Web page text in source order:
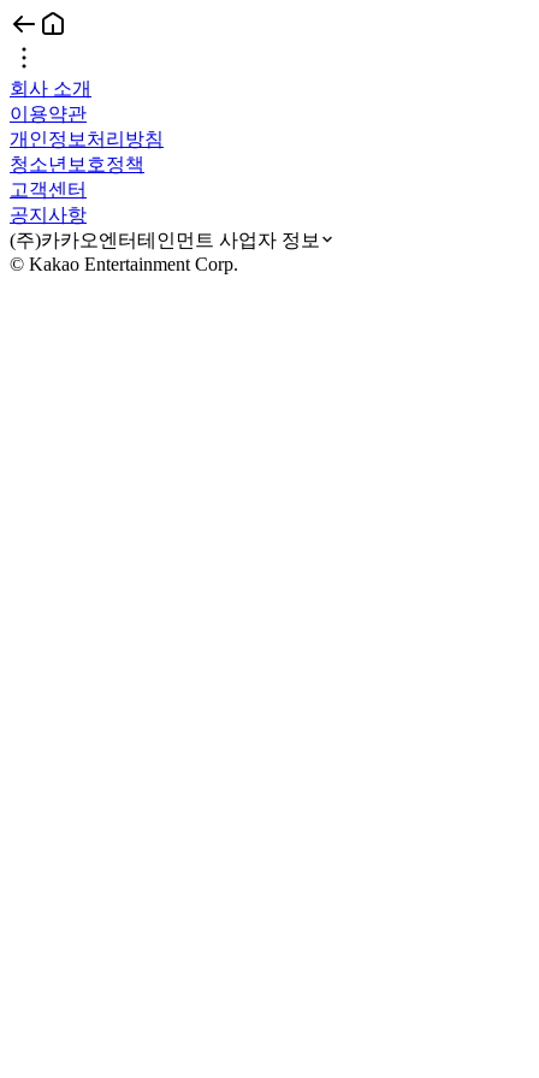
회사 소개
이용약관
개인정보처리방침
청소년보호정책
고객센터
공지사항
(주)카카오엔터테인먼트 사업자 정보
© Kakao Entertainment Corp.